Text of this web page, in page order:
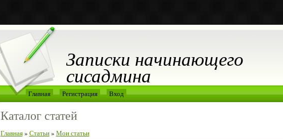
Записки начинающего
сисадмина
Главная Регистрация Вход
Каталог статей
Главная» Статьи» Мои статьи